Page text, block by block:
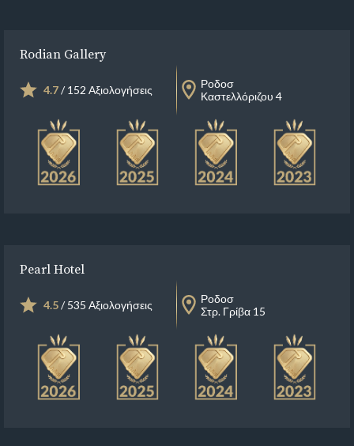
Rodian Gallery
4.7/ 152 Αξιολογήσεις
Ροδοσ
Καστελλόριζου 4
Pearl Hotel
4.5/ 535 Αξιολογήσεις
Ροδοσ
Στρ. Γρίβα 15